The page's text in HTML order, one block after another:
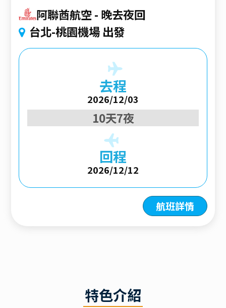
阿聯酋航空 晚去夜回
台北-桃園機場 出發
去程
2026/12/03
10天7夜
回程
2026/12/12
航班詳情
特色介紹